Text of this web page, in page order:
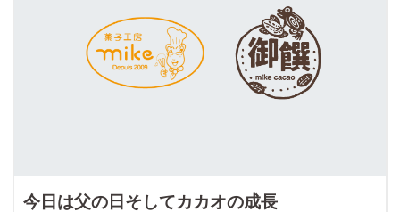
今日は父の日そしてカカオの成長